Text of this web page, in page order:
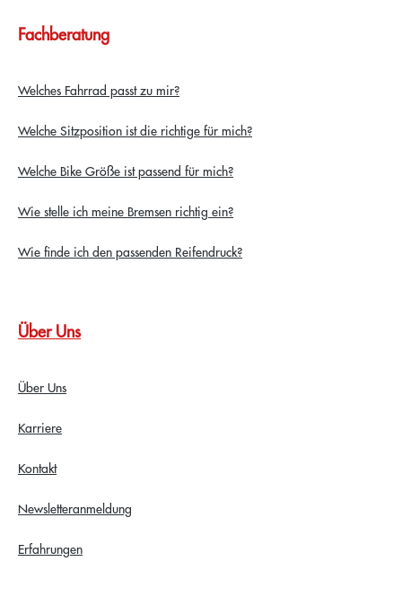
Fachberatung
Welches Fahrrad passt zu mir?
Welche Sitzposition ist die richtige für mich?
Welche Bike Größe ist passend für mich?
Wie stelle ich meine Bremsen richtig ein?
Wie finde ich den passenden Reifendruck?
Über Uns
Über Uns
Karriere
Kontakt
Newsletteranmeldung
Erfahrungen